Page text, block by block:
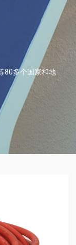
80多个国家和地